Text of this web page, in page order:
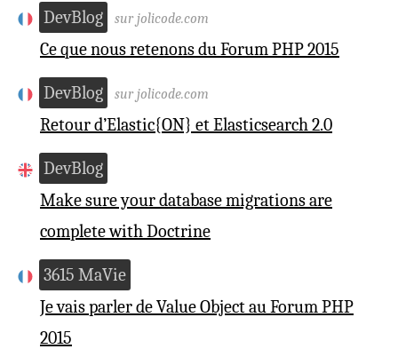
DevBlog sur jolicode.com
Ce que nous retenons du Forum PHP 2015
DevBlog sur jolicode.com
Retour d’Elastic{ON} et Elasticsearch 2.0
DevBlog
Make sure your database migrations are
complete with Doctrine
3615 MaVie
Je vais parler de Value Object au Forum PHP
2015